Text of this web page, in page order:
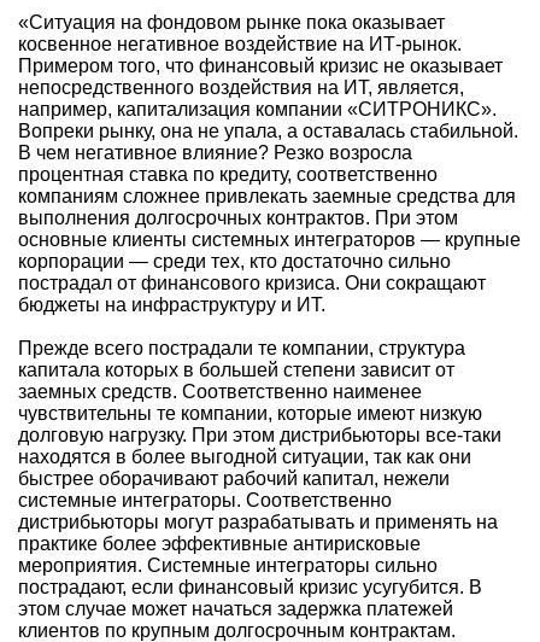
«Ситуация на фондовом рынке пока оказывает
косвенное негативное воздействие на ИТ-рынок.
Примером того, что финансовый кризис не оказывает
непосредственного воздействия на ИТ, является,
например, капитализация компании «СИТРОНИКС».
Вопреки рынку, она не упала, а оставалась стабильной.
В чем негативное влияние? Резко возросла
процентная ставка по кредиту, соответственно
компаниям сложнее привлекать заемные средства для
выполнения долгосрочных контрактов. При этом
основные клиенты системных интеграторов — крупные
корпорации — среди тех, кто достаточно сильно
пострадал от финансового кризиса. Они сокращают
бюджеты на инфраструктуру и ИТ.
Прежде всего пострадали те компании, структура
капитала которых в большей степени зависит от
заемных средств. Соответственно наименее
чувствительны те компании, которые имеют низкую
долговую нагрузку. При этом дистрибьюторы все-таки
находятся в более выгодной ситуации, так как они
быстрее оборачивают рабочий капитал, нежели
системные интеграторы. Соответственно
дистрибьюторы могут разрабатывать и применять на
практике более эффективные антирисковые
мероприятия. Системные интеграторы сильно
пострадают, если финансовый кризис усугубится. В
этом случае может начаться задержка платежей
клиентов по крупным долгосрочным контрактам.